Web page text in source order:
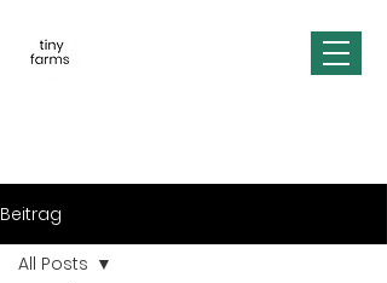
Beitrag
All Posts